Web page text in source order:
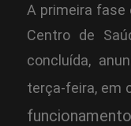
A primeira fase
Centro de
concluída,
terça-feira, em